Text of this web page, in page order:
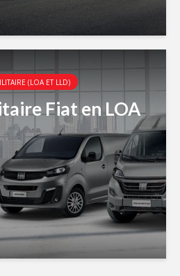
(LOA ET LLD)
Fiat en LOA